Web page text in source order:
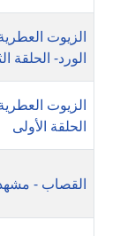
الزيوت
الورد- الحلقة
الزيوت
الحلقة الأولى
القصاب -